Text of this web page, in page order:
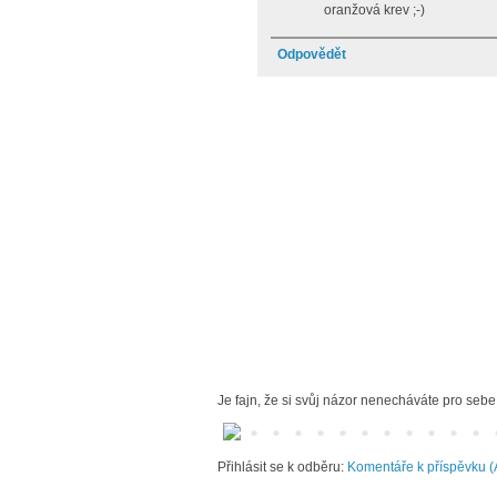
oranžová krev ;-)
Odpovědět
Je fajn, že si svůj názor nenecháváte pro sebe.
Přihlásit se k odběru: Komentáře k příspěvku